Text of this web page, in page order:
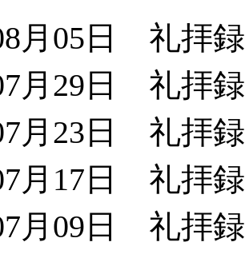
月05日 礼拝
月29日 礼拝
月23日 礼拝
月17日 礼拝
月09日 礼拝